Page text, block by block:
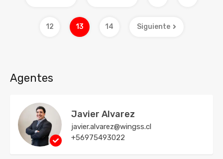
12 13 14 Siguiente
Agentes
Javier Alvarez
javier.alvarez@wingss.cl
+56975493022